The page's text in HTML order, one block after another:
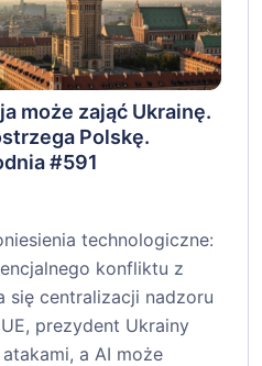
może zająć Ukrainę.
Polskę.
#591
technologiczne:
konfliktu z
się centralizacji nadzoru
prezydent Ukrainy
a AI może